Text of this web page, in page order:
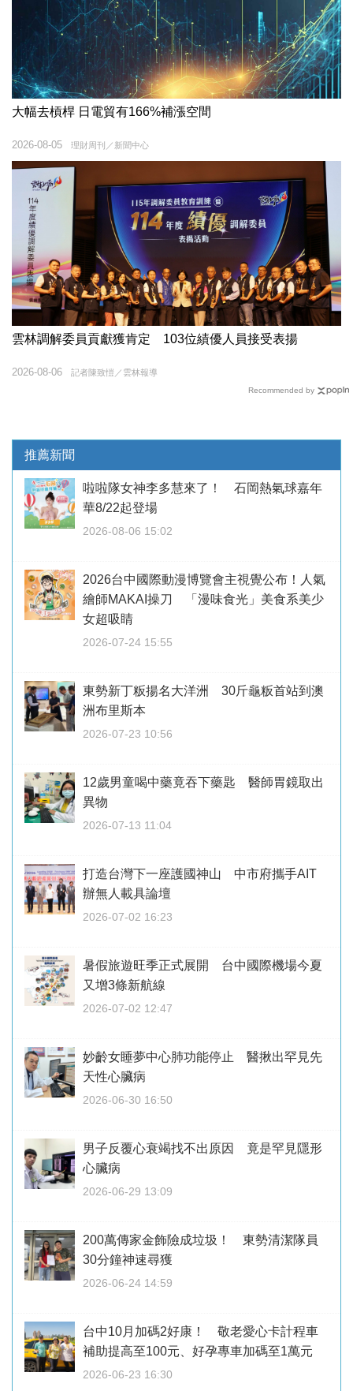
大幅去槓桿 日電貿有166%補漲空間
理財周刊／新聞中心
2026-08-05
雲林調解委員貢獻獲肯定 103位績優人員接受表揚
記者陳致愷／雲林報導
2026-08-06
Recommended by
推薦新聞
啦啦隊女神李多慧來了！ 石岡熱氣球嘉年
華8/22起登場
2026-08-06 15:02
2026台中國際動漫博覽會主視覺公布！人氣
繪師MAKAI操刀 「漫味食光」美食系美少
女超吸睛
2026-07-24 15:55
東勢新丁粄揚名大洋洲 30斤龜粄首站到澳
洲布里斯本
2026-07-23 10:56
12歲男童喝中藥竟吞下藥匙 醫師胃鏡取出
異物
2026-07-13 11:04
打造台灣下一座護國神山 中市府攜手AIT
辦無人載具論壇
2026-07-02 16:23
暑假旅遊旺季正式展開 台中國際機場今夏
又增3條新航線
2026-07-02 12:47
妙齡女睡夢中心肺功能停止 醫揪出罕見先
天性心臟病
2026-06-30 16:50
男子反覆心衰竭找不出原因 竟是罕見隱形
心臟病
2026-06-29 13:09
200萬傳家金飾險成垃圾！ 東勢清潔隊員
30分鐘神速尋獲
2026-06-24 14:59
台中10月加碼2好康！ 敬老愛心卡計程車
補助提高至100元、好孕專車加碼至1萬元
2026-06-23 16:30